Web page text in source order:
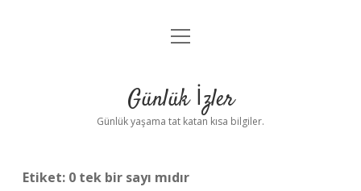
Anasayfa
Yasal Uyarı
menüyü
Günlük İzler
Günlük yaşama tat katan kısa bilgiler.
Etiket: 0 tek bir sayı mıdır